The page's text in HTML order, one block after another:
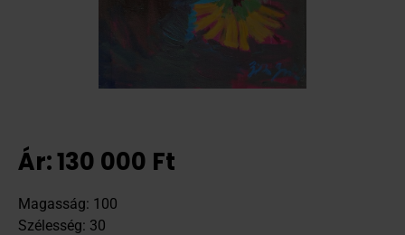
Ár:130 000 Ft
Magasság: 100
Szélesség: 30